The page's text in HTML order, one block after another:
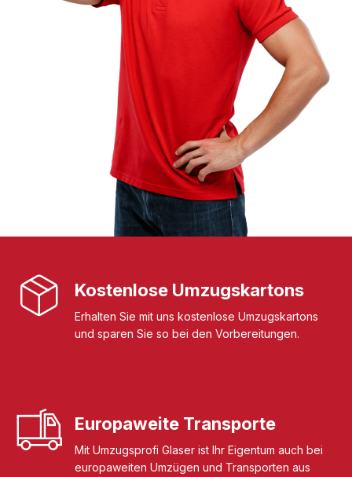
Kostenlose Umzugskartons
Erhalten Sie mit uns kostenlose Umzugskartons
und sparen Sie so bei den Vorbereitungen.
Europaweite Transporte
Mit Umzugsprofi Glaser ist Ihr Eigentum auch bei
europaweiten Umzügen und Transporten aus